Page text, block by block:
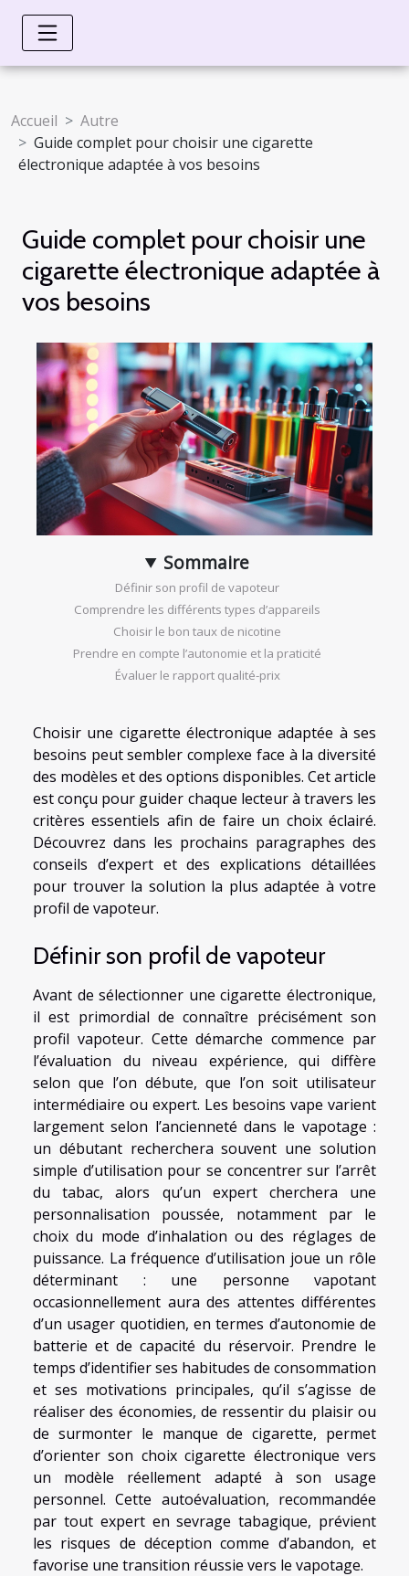
Accueil
Autre
Guide complet pour choisir une cigarette
électronique adaptée à vos besoins
Guide complet pour choisir une
cigarette électronique adaptée à
vos besoins
Sommaire
Définir son profil de vapoteur
Comprendre les différents types d’appareils
Choisir le bon taux de nicotine
Prendre en compte l’autonomie et la praticité
Évaluer le rapport qualité-prix
Choisir une cigarette électronique adaptée à ses
besoins peut sembler complexe face à la diversité
des modèles et des options disponibles. Cet article
est conçu pour guider chaque lecteur à travers les
critères essentiels afin de faire un choix éclairé.
Découvrez dans les prochains paragraphes des
conseils d’expert et des explications détaillées
pour trouver la solution la plus adaptée à votre
profil de vapoteur.
Définir son profil de vapoteur
Avant de sélectionner une cigarette électronique,
il est primordial de connaître précisément son
profil vapoteur. Cette démarche commence par
l’évaluation du niveau expérience, qui diffère
selon que l’on débute, que l’on soit utilisateur
intermédiaire ou expert. Les besoins vape varient
largement selon l’ancienneté dans le vapotage :
un débutant recherchera souvent une solution
simple d’utilisation pour se concentrer sur l’arrêt
du tabac, alors qu’un expert cherchera une
personnalisation poussée, notamment par le
choix du mode d’inhalation ou des réglages de
puissance. La fréquence d’utilisation joue un rôle
déterminant : une personne vapotant
occasionnellement aura des attentes différentes
d’un usager quotidien, en termes d’autonomie de
batterie et de capacité du réservoir. Prendre le
temps d’identifier ses habitudes de consommation
et ses motivations principales, qu’il s’agisse de
réaliser des économies, de ressentir du plaisir ou
de surmonter le manque de cigarette, permet
d’orienter son choix cigarette électronique vers
un modèle réellement adapté à son usage
personnel. Cette autoévaluation, recommandée
par tout expert en sevrage tabagique, prévient
les risques de déception comme d’abandon, et
favorise une transition réussie vers le vapotage.